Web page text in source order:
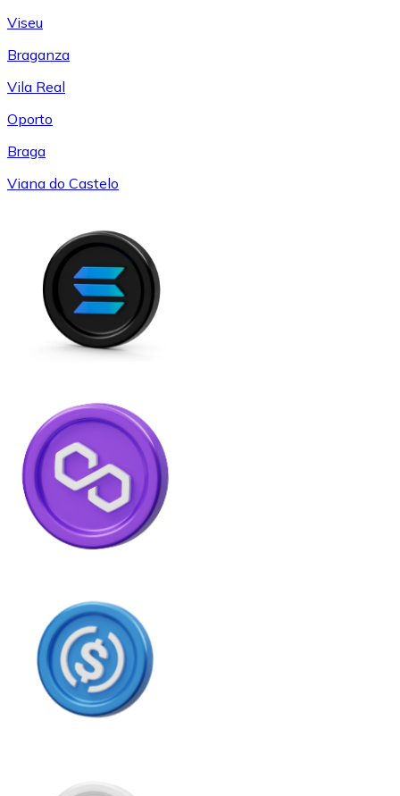
Viseu
Braganza
Vila Real
Oporto
Braga
Viana do Castelo